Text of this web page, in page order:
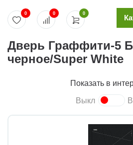
0
0 0
Дверь Граффити-5
черное/Super White
Показать в
Выкл